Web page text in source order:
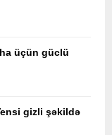
üçün güclü
gizli şəkildə